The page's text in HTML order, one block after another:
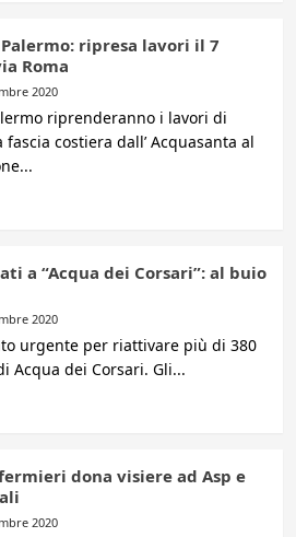
ripresa lavori il 7
Roma
2020
riprenderanno i lavori di
costiera dall’ Acquasanta al
a “Acqua dei Corsari”: al buio
2020
urgente per riattivare più di 380
Acqua dei Corsari. Gli...
dona visiere ad Asp e
2020